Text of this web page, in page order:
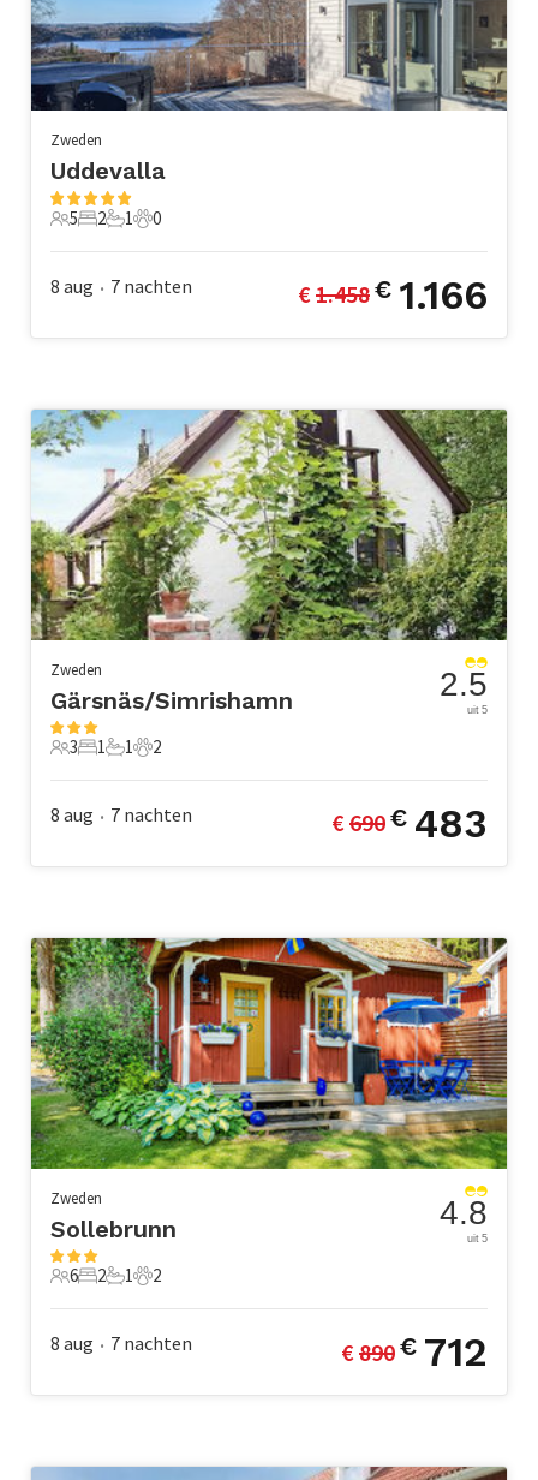
Zweden
Uddevalla
5 Gasten
5
2 Slaapkamers
2
1 Badkamer
1
0 Huisdieren
0
8 aug • 7 nachten € 1.458€ 1.166
Zweden
Gärsnäs/Simrishamn
3 Gasten
3
1 Slaapkamer
1
1 Badkamer
1
2 Huisdieren
2
2.5
uit 5
8 aug • 7 nachten € 690€ 483
Zweden
Sollebrunn
6 Gasten
6
2 Slaapkamers
2
1 Badkamer
1
2 Huisdieren
2
4.8
uit 5
8 aug • 7 nachten € 890€ 712